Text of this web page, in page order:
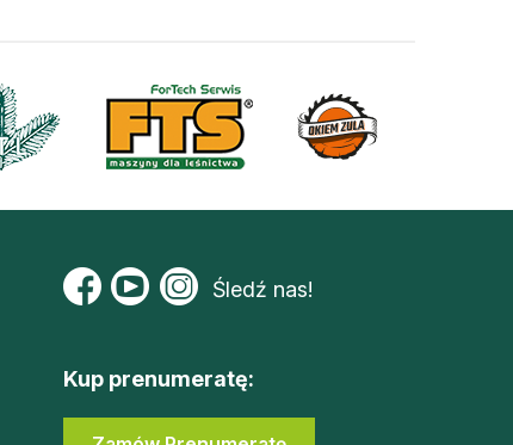
Śledź nas!
Kup prenumeratę: